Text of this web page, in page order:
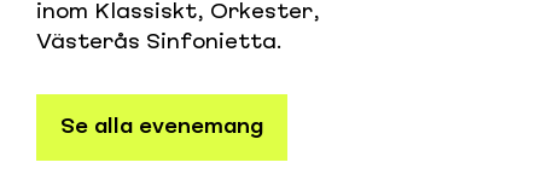
inom Klassiskt, Orkester,
Västerås Sinfonietta.
Se alla evenemang